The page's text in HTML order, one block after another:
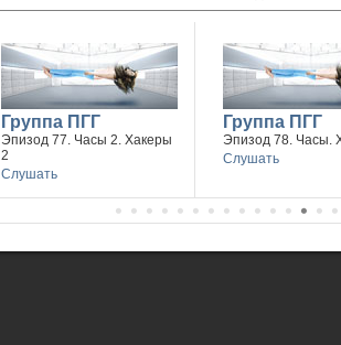
Группа ПГГ
Эпизод 77. Часы 2. Хакеры
2
Слушать
Группа ПГГ
Эпизод 78. Часы.
Слушать